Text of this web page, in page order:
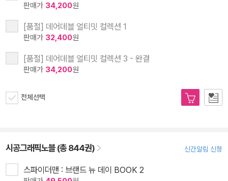
판매가 34,200원
[품절] 데어데블 얼티밋 컬렉션 1
판매가 32,400원
[품절] 데어데블 얼티밋 컬렉션 3 - 완결
판매가 34,200원
전체선택
시공그래픽노블 (총 844권) 신간알림 신청
스파이더맨 : 브랜드 뉴 데이 BOOK 2